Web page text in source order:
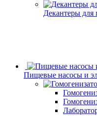
Декантеры
Пищевые насосы и